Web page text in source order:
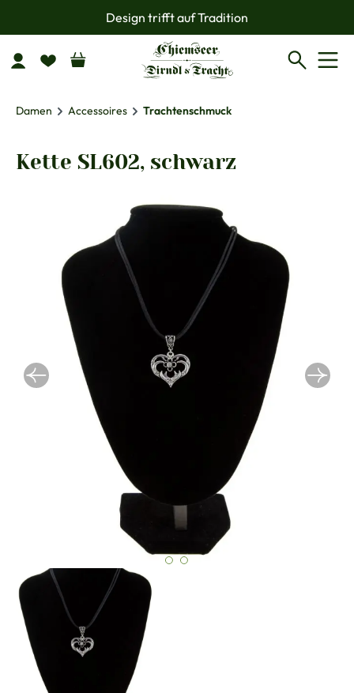
Zum Hauptinhalt springenDesign trifft auf Tradition
Damen Accessoires Trachtenschmuck
Kette SL602, schwarz